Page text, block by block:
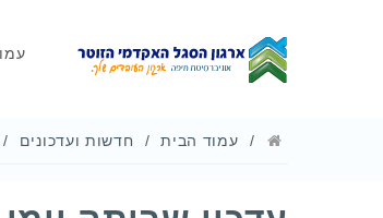
עמוד הבית חדשות ועדכונים